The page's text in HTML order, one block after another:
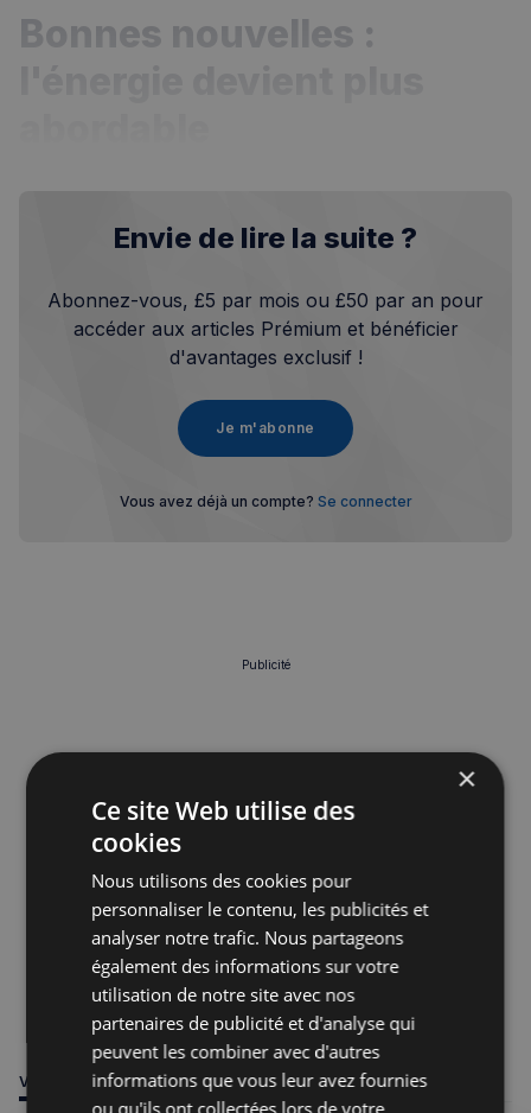
Bonnes nouvelles :
Envie de lire la suite ?
Abonnez-vous, £5 par mois ou £50 par an pour
accéder aux articles Prémium et bénéficier
d'avantages exclusif !
Je m'abonne
Vous avez déjà un compte? Se connecter
Publicité
VOUS POURRIEZ ÊTRE INTÉRESSÉ PAR
×
Ce site Web utilise des
cookies
Nous utilisons des cookies pour
personnaliser le contenu, les publicités et
analyser notre trafic. Nous partageons
également des informations sur votre
utilisation de notre site avec nos
partenaires de publicité et d'analyse qui
peuvent les combiner avec d'autres
informations que vous leur avez fournies
ou qu'ils ont collectées lors de votre